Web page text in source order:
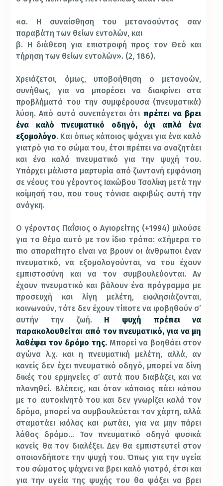
«α. Η συναίσθηση του μετανοούντος σαν
παραβάτη των θείων εντολών, και
β. Η διάθεση για επιστροφή προς τον Θεό και
τήρηση των θείων εντολών». (2, 186).
Χρειάζεται, όμως, υποβοήθηση ο μετανοών,
συνήθως, για να μπορέσει να διακρίνει στα
προβλήματά του την συμφέρουσα (πνευματικά)
λύση. Από αυτό συνεπάγεται ότι πρέπει να βρει
ένα καλό πνευματικό οδηγό, όχι απλά ένα
εξομολόγο. Και όπως κάποιος ψάχνει για ένα καλό
γιατρό για το σώμα του, έτσι πρέπει να αναζητάει
και ένα καλό πνευματικό για την ψυχή του.
Υπάρχει μάλιστα μαρτυρία από ζωντανή εμφάνιση
σε νέους του γέροντος Ιακώβου Τσαλίκη μετά την
κοίμησή του, που τους τόνισε ακριβώς αυτή την
ανάγκη.
Ο γέροντας Παΐσιος ο Αγιορείτης (+1994) μιλούσε
για το θέμα αυτό με τον ίδιο τρόπο: «Σήμερα το
πιο απαραίτητο είναι να βρουν οι άνθρωποι έναν
πνευματικό, να εξομολογούνται, να του έχουν
εμπιστοσύνη και να τον συμβουλεύονται. Αν
έχουν πνευματικό και βάλουν ένα πρόγραμμα με
προσευχή και λίγη μελέτη, εκκλησιάζονται,
κοινωνούν, τότε δεν έχουν τίποτε να φοβηθούν σ’
αυτήν την ζωή. Η ψυχή πρέπει να
παρακολουθείται από τον πνευματικό, για να μη
λαθέψει τον δρόμο της.Μπορεί να βοηθάει στον
αγώνα λ.χ. και η πνευματική μελέτη, αλλά, αν
κανείς δεν έχει πνευματικό οδηγό, μπορεί να δίνη
δικές του ερμηνείες σ’ αυτά που διαβάζει, και να
πλανηθεί. Βλέπεις, και όταν κάποιος πάει κάπου
με το αυτοκίνητό του και δεν γνωρίζει καλά τον
δρόμο, μπορεί να συμβουλεύεται τον χάρτη, αλλά
σταματάει κιόλας και ρωτάει, για να μην πάρει
λάθος δρόμο… Τον πνευματικό οδηγό φυσικά
κανείς θα τον διαλέξει. Δεν θα εμπιστευτεί στον
οποιονδήποτε την ψυχή του. Όπως για την υγεία
του σώματος ψάχνει να βρει καλό γιατρό, έτσι και
για την υγεία της ψυχής του θα ψάξει να βρει